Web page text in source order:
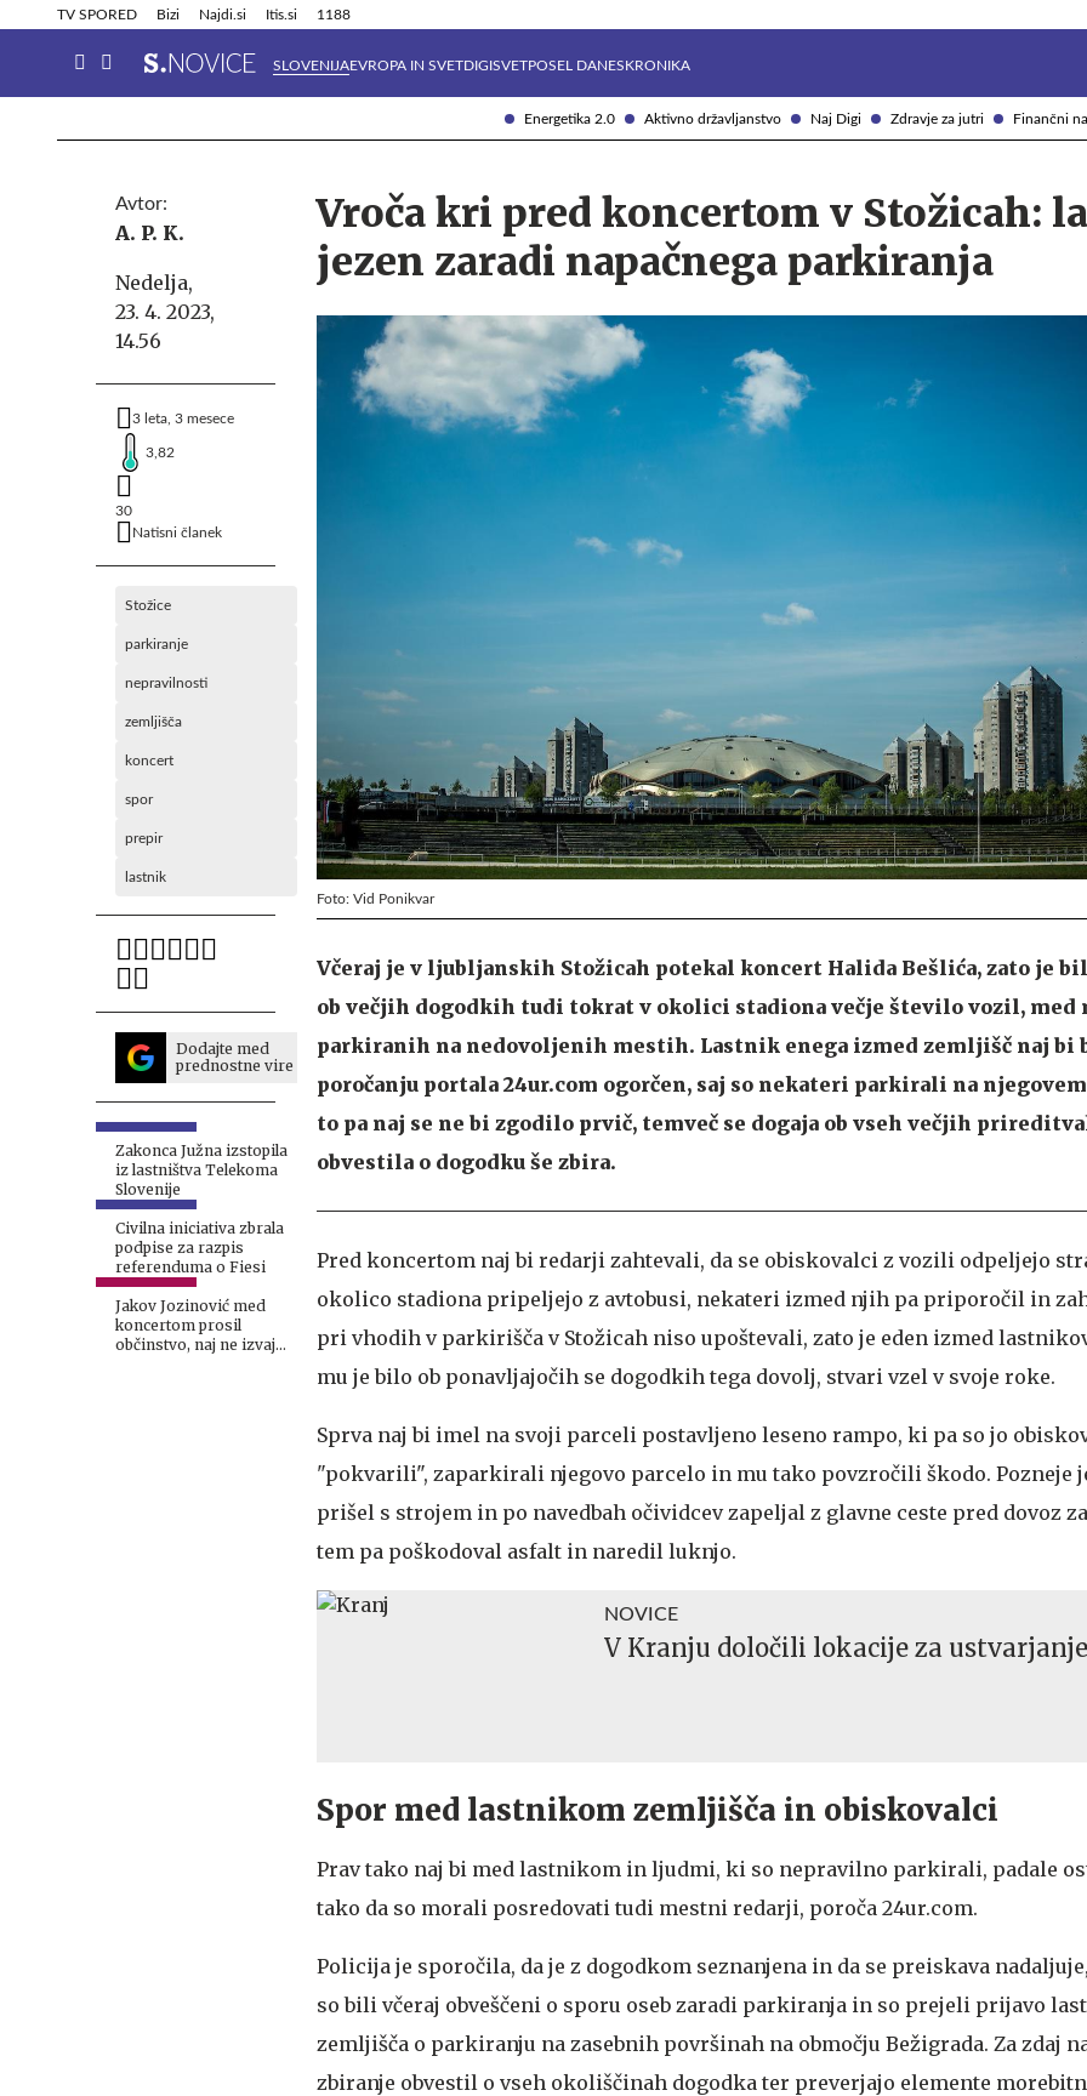
Energetika 2.0 Aktivno državljanstvo Naj Digi Zdravje za jutri Finančni
TV SPORED Bizi Najdi.si Itis.si 1188
SLOVENIJAEVROPA IN SVETDIGISVETPOSEL DANESKRONIKA
Info in obvestila Tehnik
Avtor:
A. P. K.
Nedelja,
23. 4. 2023,
14.56
3 leta, 3 mesece
3,82
30
Natisni članek
Stožice
parkiranje
nepravilnosti
zemljišča
koncert
spor
prepir
lastnik
Dodajte med
prednostne vire
Zakonca Južna izstopila
iz lastništva Telekoma
Slovenije
Civilna iniciativa zbrala
podpise za razpis
referenduma o Fiesi
Jakov Jozinović med
koncertom prosil
občinstvo, naj ne izvaja
Vroča kri pred koncertom v Stožicah:
jezen zaradi napačnega parkiranja
Foto: Vid Ponikvar
Včeraj je v ljubljanskih Stožicah potekal koncert Halida Bešlića, zato je
ob večjih dogodkih tudi tokrat v okolici stadiona večje število vozil,
parkiranih na nedovoljenih mestih. Lastnik enega izmed zemljišč naj bi
poročanju portala 24ur.com ogorčen, saj so nekateri parkirali na
to pa naj se ne bi zgodilo prvič, temveč se dogaja ob vseh večjih
obvestila o dogodku še zbira.
Pred koncertom naj bi redarji zahtevali, da se obiskovalci z vozili odpeljejo
okolico stadiona pripeljejo z avtobusi, nekateri izmed njih pa priporočil in
pri vhodih v parkirišča v Stožicah niso upoštevali, zato je eden izmed
mu je bilo ob ponavljajočih se dogodkih tega dovolj, stvari vzel v svoje roke.
Sprva naj bi imel na svoji parceli postavljeno leseno rampo, ki pa so jo
"pokvarili", zaparkirali njegovo parcelo in mu tako povzročili škodo. Pozneje
prišel s strojem in po navedbah očividcev zapeljal z glavne ceste pred dovoz
tem pa poškodoval asfalt in naredil luknjo.
NOVICE
V Kranju določili lokacije za
Spor med lastnikom zemljišča in obiskovalci
Prav tako naj bi med lastnikom in ljudmi, ki so nepravilno parkirali, padale
tako da so morali posredovati tudi mestni redarji, poroča 24ur.com.
Policija je sporočila, da je z dogodkom seznanjena in da se preiskava
so bili včeraj obveščeni o sporu oseb zaradi parkiranja in so prejeli prijavo
zemljišča o parkiranju na zasebnih površinah na območju Bežigrada. Za zdaj
zbiranje obvestil o vseh okoliščinah dogodka ter preverjajo elemente